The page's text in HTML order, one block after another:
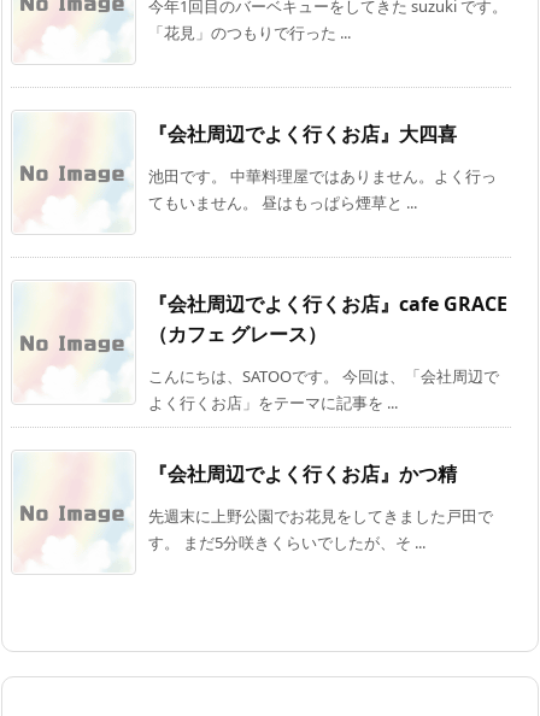
今年1回目のバーベキューをしてきた suzuki です。
「花見」のつもりで行った ...
『会社周辺でよく行くお店』大四喜
池田です。 中華料理屋ではありません。よく行っ
てもいません。 昼はもっぱら煙草と ...
『会社周辺でよく行くお店』cafe GRACE
（カフェ グレース）
こんにちは、SATOOです。 今回は、「会社周辺で
よく行くお店」をテーマに記事を ...
『会社周辺でよく行くお店』かつ精
先週末に上野公園でお花見をしてきました戸田で
す。 まだ5分咲きくらいでしたが、そ ...